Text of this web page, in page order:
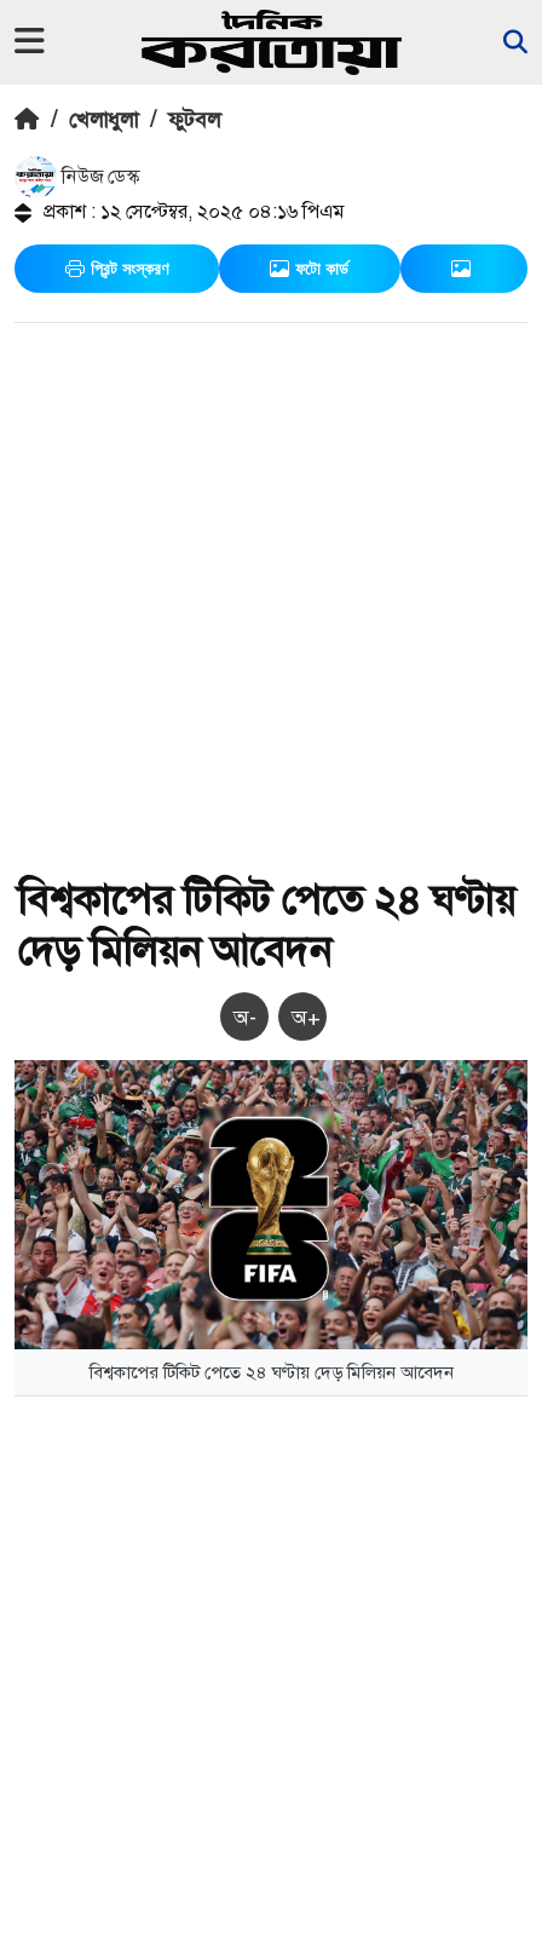
/ খেলাধুলা / ফুটবল
নিউজ ডেস্ক
প্রকাশ : ১২ সেপ্টেম্বর, ২০২৫ ০৪:১৬ পিএম
প্রিন্ট সংস্করণ ফটো কার্ড
বিশ্বকাপের টিকিট পেতে ২৪ ঘণ্টায়
দেড় মিলিয়ন আবেদন
অ- অ+
বিশ্বকাপের টিকিট পেতে ২৪ ঘণ্টায় দেড় মিলিয়ন আবেদন